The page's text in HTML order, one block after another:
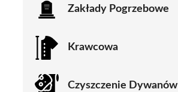
Zakłady Pogrzebowe
Krawcowa
Czyszczenie Dywanów